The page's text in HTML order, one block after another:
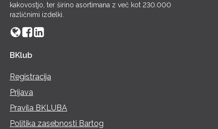
kakovostjo, ter širino asortimana z več kot 230.000
različnimi izdelki.
BKlub
Registracija
Prijava
Pravila BKLUBA
Politika zasebnosti Bartog